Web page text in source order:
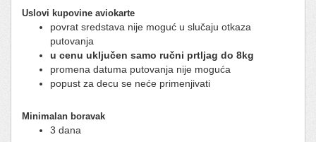
Uslovi kupovine aviokarte
povrat sredstava nije moguć u slučaju otkaza
putovanja
u cenu uključen samo ručni prtljag do 8kg
promena datuma putovanja nije moguća
popust za decu se neće primenjivati
Minimalan boravak
3 dana